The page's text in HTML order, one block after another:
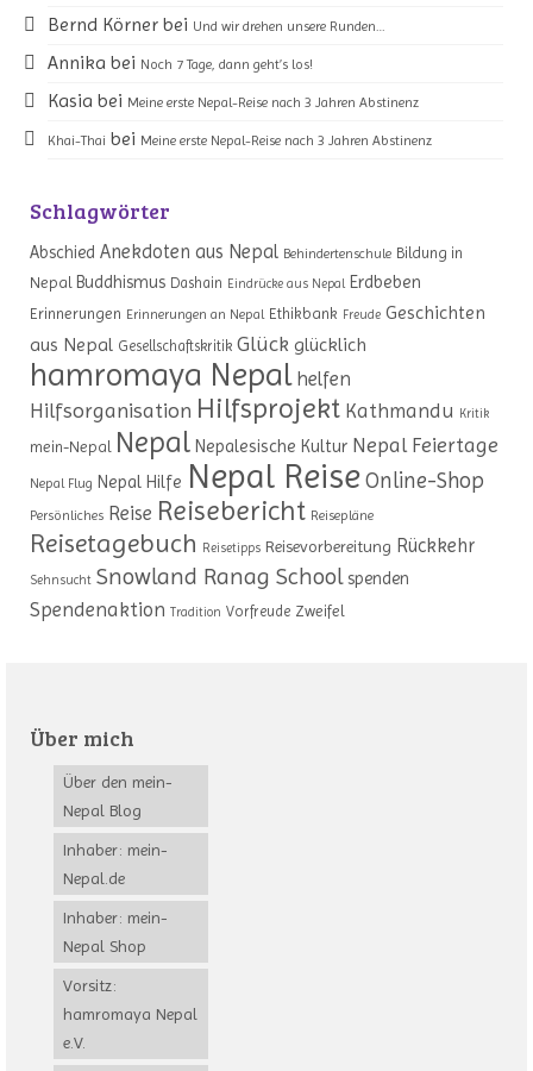
Bernd Körner bei Und wir drehen unsere Runden…
Annika bei Noch 7 Tage, dann geht’s los!
Kasia bei Meine erste Nepal-Reise nach 3 Jahren Abstinenz
Khai-Thai bei Meine erste Nepal-Reise nach 3 Jahren Abstinenz
Schlagwörter
Abschied Anekdoten aus Nepal Behindertenschule Bildung in
Nepal Buddhismus Dashain Eindrücke aus Nepal Erdbeben
Erinnerungen Erinnerungen an Nepal Ethikbank Freude Geschichten
aus Nepal Gesellschaftskritik Glück glücklich
hamromaya Nepal helfen
Hilfsorganisation Hilfsprojekt Kathmandu Kritik
mein-Nepal Nepal Nepalesische Kultur Nepal Feiertage
Nepal Flug Nepal Hilfe Nepal ReiseOnline-Shop
Persönliches Reise Reisebericht Reisepläne
Reisetagebuch Reisetipps Reisevorbereitung Rückkehr
Sehnsucht Snowland Ranag School spenden
Spendenaktion Tradition Vorfreude Zweifel
Über mich
Über den mein-
Nepal Blog
Inhaber: mein-
Nepal.de
Inhaber: mein-
Nepal Shop
Vorsitz:
hamromaya Nepal
e.V.